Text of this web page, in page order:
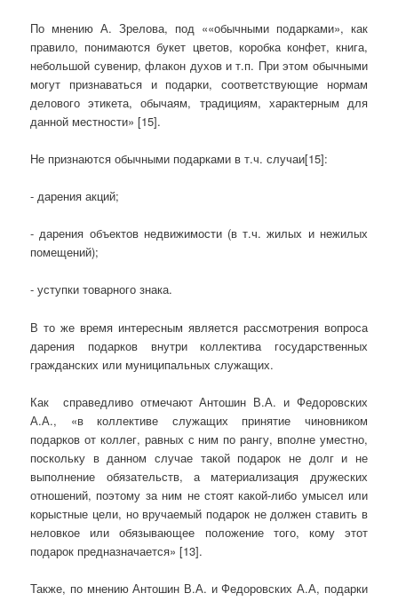
По мнению А. Зрелова, под ««обычными подарками», как
правило, понимаются букет цветов, коробка конфет, книга,
небольшой сувенир, флакон духов и т.п. При этом обычными
могут признаваться и подарки, соответствующие нормам
делового этикета, обычаям, традициям, характерным для
данной местности» [15].
Не признаются обычными подарками в т.ч. случаи[15]:
- дарения акций;
- дарения объектов недвижимости (в т.ч. жилых и нежилых
помещений);
- уступки товарного знака.
В то же время интересным является рассмотрения вопроса
дарения подарков внутри коллектива государственных
гражданских или муниципальных служащих.
Как справедливо отмечают Антошин В.А. и Федоровских
А.А., «в коллективе служащих принятие чиновником
подарков от коллег, равных с ним по рангу, вполне уместно,
поскольку в данном случае такой подарок не долг и не
выполнение обязательств, а материализация дружеских
отношений, поэтому за ним не стоят какой-либо умысел или
корыстные цели, но вручаемый подарок не должен ставить в
неловкое или обязывающее положение того, кому этот
подарок предназначается» [13].
Также, по мнению Антошин В.А. и Федоровских А.А, подарки